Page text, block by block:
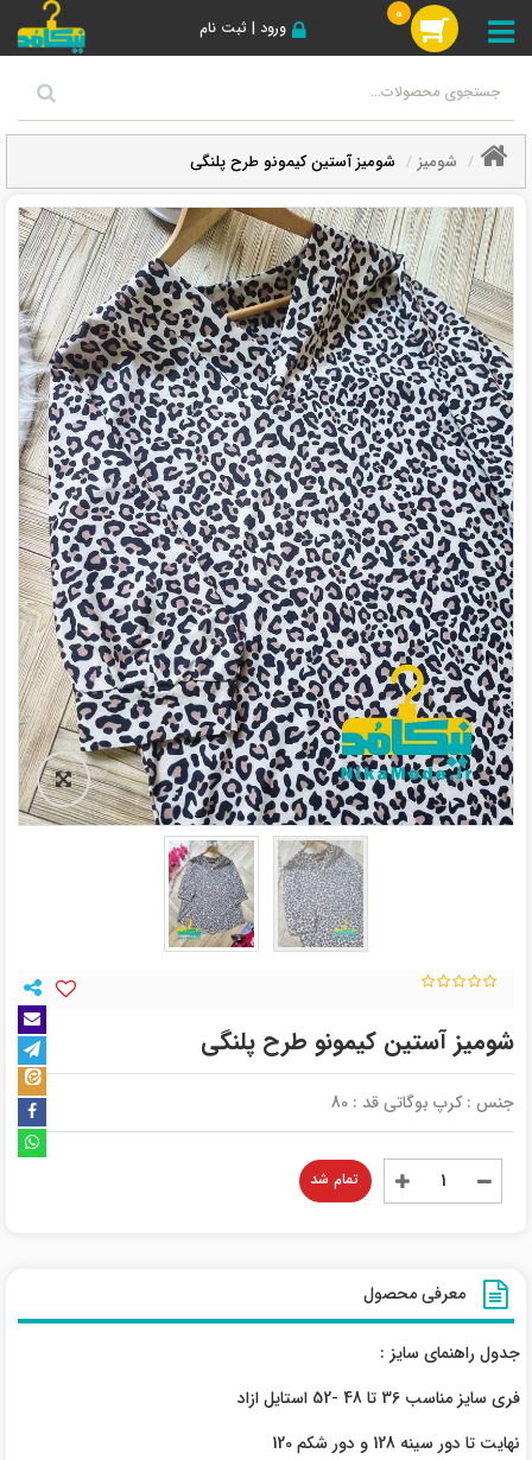
ورود | ثبت نام
0
شومیز شومیز آستین کیمونو طرح پلنگی
شومیز آستین کیمونو طرح پلنگی
جنس : کرپ بوگاتی قد : 80
تمام شد
معرفی محصول
جدول راهنمای سایز :
فری سایز مناسب 36 تا 48 -52 استایل ازاد
نهایت تا دور سینه 128 و دور شکم 120